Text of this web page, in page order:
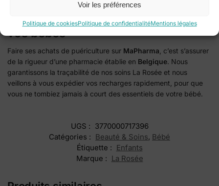
Voir les préférences
Politique de cookiesPolitique de confidentialitéMentions légales
vos bébés
Faire ses achats de puériculture sur MaPharma , c’est s’assurer
de la rigueur d’une pharmacie établie en Belgique. Nous
garantissons la traçabilité de nos soins La Rosée et nous
veillons à vous expédier vos recharges rapidement, pour que
vous ne tombiez jamais à court des essentiels de votre bébé.
UGS : 3770000717396
Catégories : Beauté & Soins, Bébé
Étiquette : Enfants
Marque : La Rosée